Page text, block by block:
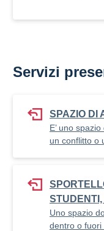
Servizi
SPAZIO DI
E’ uno
un conflitto o
STUDENTI,
Uno spazio
dentro o fuori